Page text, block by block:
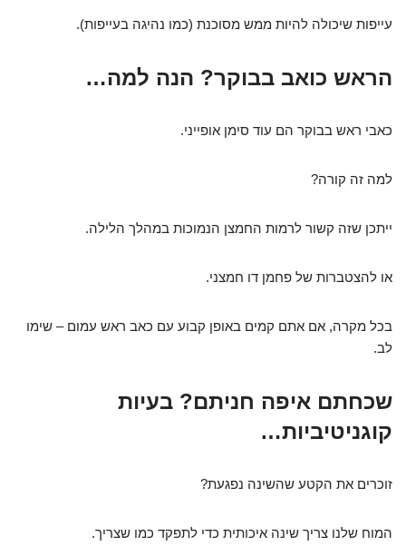
עייפות שיכולה להיות ממש מסוכנת (כמו נהיגה בעייפות).
הראש כואב בבוקר? הנה למה…
כאבי ראש בבוקר הם עוד סימן אופייני.
למה זה קורה?
ייתכן שזה קשור לרמות החמצן הנמוכות במהלך הלילה.
או להצטברות של פחמן דו חמצני.
בכל מקרה, אם אתם קמים באופן קבוע עם כאב ראש עמום – שימו
לב.
שכחתם איפה חניתם? בעיות
קוגניטיביות…
זוכרים את הקטע שהשינה נפגעת?
המוח שלנו צריך שינה איכותית כדי לתפקד כמו שצריך.